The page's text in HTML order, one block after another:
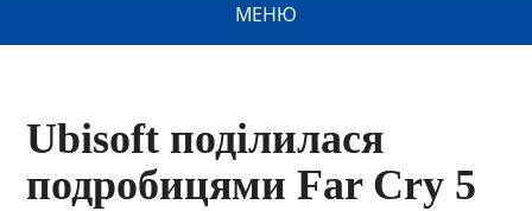
МЕНЮ
Ubisoft поділилася
подробицями Far Cry 5